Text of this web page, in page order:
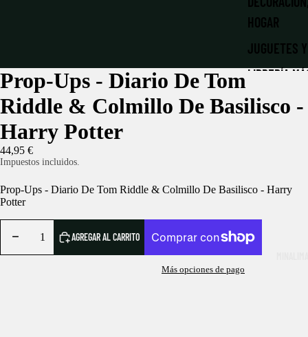
HOGAR
JUGUETES
LIBRERÍA
LLAVEROS
PATRONUS
ROPA Y
Prop-Ups - Diario De Tom
Riddle & Colmillo De Basilisco -
Harry Potter
44,95 €
Impuestos incluidos.
Prop-Ups - Diario De Tom Riddle & Colmillo De Basilisco - Harry
Potter
AGREGAR AL CARRITO
Más opciones de pago